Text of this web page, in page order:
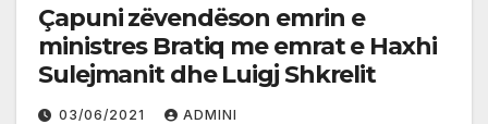
Çapuni zëvendëson emrin e
ministres Bratiq me emrat e Haxhi
Sulejmanit dhe Luigj Shkrelit
03/06/2021 ADMINI